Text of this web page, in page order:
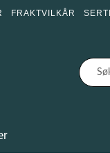
FRAKTVILKÅR